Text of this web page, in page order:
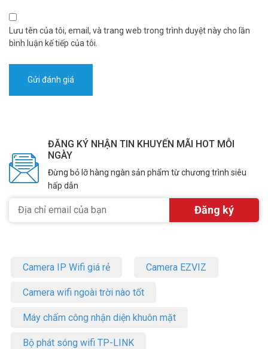
Lưu tên của tôi, email, và trang web trong trình duyệt này cho lần
bình luận kế tiếp của tôi.
ĐĂNG KÝ NHẬN TIN KHUYẾN MÃI HOT MỖI
NGÀY
Đừng bỏ lỡ hàng ngàn sản phẩm từ chương trình siêu
hấp dẫn
Camera IP Wifi giá rẻ Camera EZVIZ
Camera wifi ngoài trời nào tốt
Máy chấm công nhận diện khuôn mặt
Bộ phát sóng wifi TP-LINK